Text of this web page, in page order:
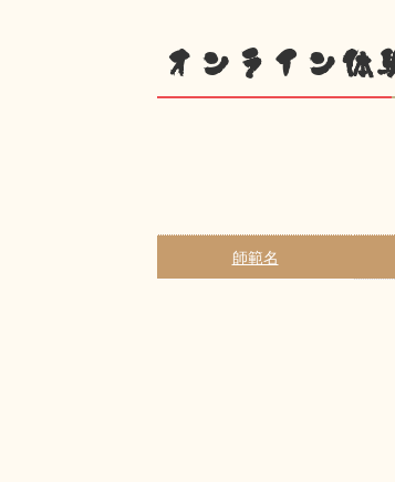
オンライン体
師範名